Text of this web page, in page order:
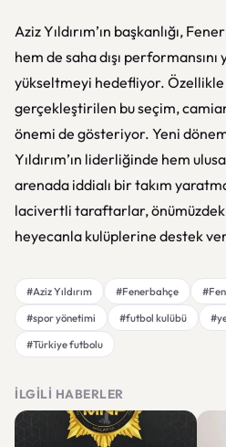
Aziz Yıldırım’ın başkanlığı,
hem de saha dışı
yükseltmeyi hedefliyor. Özellikle
gerçekleştirilen bu seçim,
önemi de gösteriyor. Yeni
Yıldırım’ın liderliğinde hem
arenada iddialı bir takım
lacivertli taraftarlar,
heyecanla kulüplerine destek
#Aziz Yıldırım #Fenerbahçe
#spor yönetimi
#futbol kulübü
#Türkiye futbolu
İLGILI HABERLER